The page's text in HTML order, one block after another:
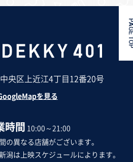
央区上近江4丁目12番20号
を見る
時間 10:00～21:00
の異なる店舗がございます。
潟は上映スケジュールによります。